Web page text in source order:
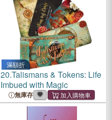
滿額折
20.Talismans & Tokens: Life
Imbued with Magic
無庫存